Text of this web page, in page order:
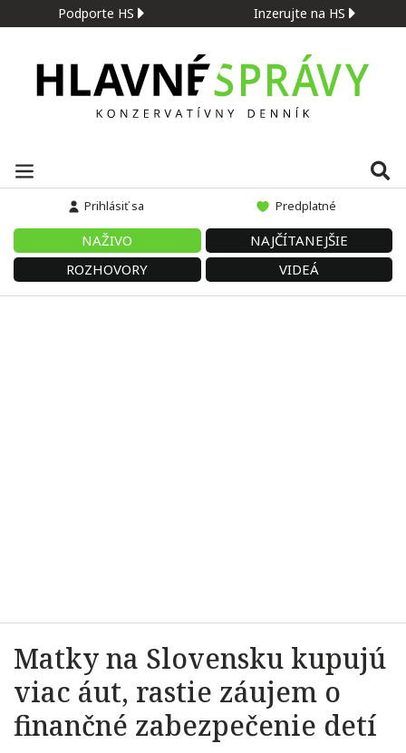
Podporte HS Inzerujte na HS
Prihlásiť sa Predplatné
NAŽIVO
NAJČÍTANEJŠIE
ROZHOVORY
VIDEÁ
Matky na Slovensku kupujú
viac áut, rastie záujem o
finančné zabezpečenie detí